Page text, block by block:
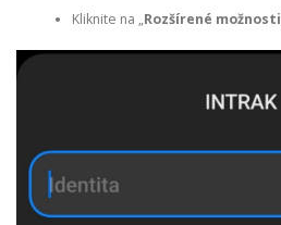
Kliknite na „Rozšírené možnosti